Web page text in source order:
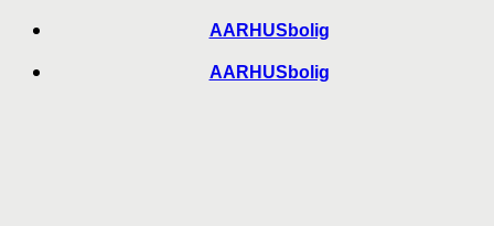
Skip
content
AARHUSbolig
AARHUSbolig